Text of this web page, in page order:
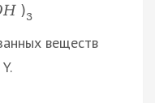
H )3
веществ